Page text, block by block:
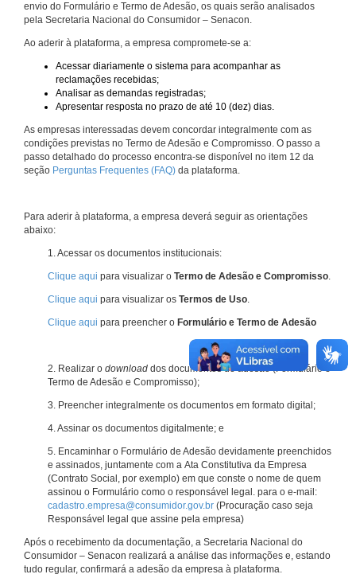
envio do Formulário e Termo de Adesão, os quais serão analisados
pela Secretaria Nacional do Consumidor – Senacon.
Ao aderir à plataforma, a empresa compromete-se a:
Acessar diariamente o sistema para acompanhar as
reclamações recebidas;
Analisar as demandas registradas;
Apresentar resposta no prazo de até 10 (dez) dias.
As empresas interessadas devem concordar integralmente com as
condições previstas no Termo de Adesão e Compromisso. O passo a
passo detalhado do processo encontra-se disponível no item 12 da
seção Perguntas Frequentes (FAQ) da plataforma.
Para aderir à plataforma, a empresa deverá seguir as orientações
abaixo:
1. Acessar os documentos institucionais:
Clique aqui para visualizar o Termo de Adesão e Compromisso.
Clique aqui para visualizar os Termos de Uso.
Clique aqui para preencher o Formulário e Termo de Adesão
2. Realizar o download dos documentos de adesão (Formulário e
Termo de Adesão e Compromisso);
3. Preencher integralmente os documentos em formato digital;
4. Assinar os documentos digitalmente; e
5. Encaminhar o Formulário de Adesão devidamente preenchidos
e assinados, juntamente com a Ata Constitutiva da Empresa
(Contrato Social, por exemplo) em que conste o nome de quem
assinou o Formulário como o responsável legal. para o e-mail:
cadastro.empresa@consumidor.gov.br (Procuração caso seja
Responsável legal que assine pela empresa)
Após o recebimento da documentação, a Secretaria Nacional do
Consumidor – Senacon realizará a análise das informações e, estando
tudo regular, confirmará a adesão da empresa à plataforma.